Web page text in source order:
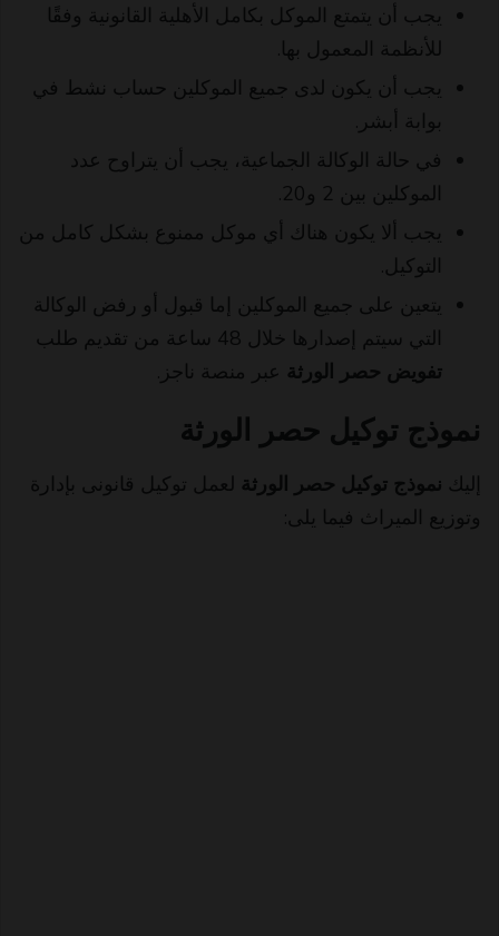
يجب أن يتمتع الموكل بكامل الأهلية القانونية وفقًا
للأنظمة المعمول بها.
يجب أن يكون لدى جميع الموكلين حساب نشط في
بوابة أبشر.
في حالة الوكالة الجماعية، يجب أن يتراوح عدد
الموكلين بين 2 و20.
يجب ألا يكون هناك أي موكل ممنوع بشكل كامل من
التوكيل.
يتعين على جميع الموكلين إما قبول أو رفض الوكالة
التي سيتم إصدارها خلال 48 ساعة من تقديم طلب
تفويض حصر الورثة عبر منصة ناجز.
نموذج توكيل حصر الورثة
إليك نموذج توكيل حصر الورثة لعمل توكيل قانونى بإدارة
وتوزيع الميراث فيما يلى: